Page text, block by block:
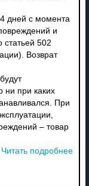
дней с момента
и
статьей 502
Возврат
ни при каких
При
– товар
Читать подробнее